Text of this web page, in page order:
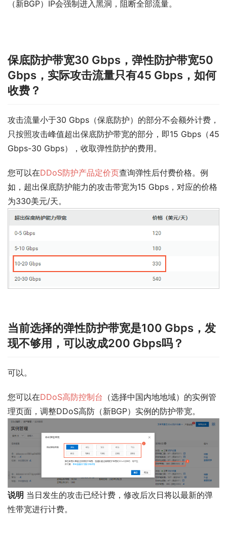
（新BGP）IP会强制进入黑洞，阻断全部流量。
保底防护带宽30 Gbps，弹性防护带宽50
Gbps，实际攻击流量只有45 Gbps，如何
收费？
攻击流量小于30 Gbps（保底防护）的部分不会额外计费，
只按照攻击峰值超出保底防护带宽的部分，即15 Gbps（45
Gbps-30 Gbps），收取弹性防护的费用。
您可以在DDoS防护产品定价页查询弹性后付费价格。例
如，超出保底防护能力的攻击带宽为15 Gbps，对应的价格
为330美元/天。
当前选择的弹性防护带宽是100 Gbps，发
现不够用，可以改成200 Gbps吗？
可以。
您可以在DDoS高防控制台 （选择中国内地地域）的实例管
理页面，调整DDoS高防（新BGP）实例的防护带宽。
说明 当日发生的攻击已经计费，修改后次日将以最新的弹
性带宽进行计费。